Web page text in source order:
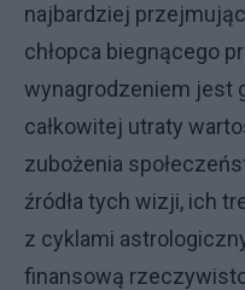
najbardziej
chłopca biegnącego
wynagrodzeniem jest
całkowitej utraty
zubożenia
źródła tych wizji, ich
z cyklami
finansową